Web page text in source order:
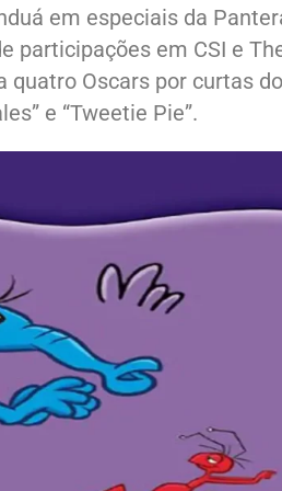
em especiais da
participações em CSI e
quatro Oscars por curtas
e “Tweetie Pie”.